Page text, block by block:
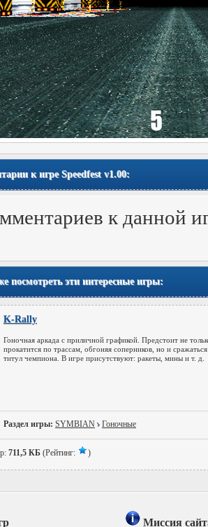
к игре Speedfest v1.00:
к данной
посмотреть эти интересные игры:
K-Rally
Гоночная аркада с приличной графикой. Предстоит не
прокатится по трассам, обгоняя соперников, но и сражаться
титул чемпиона. В игре присутствуют: ракеты, мины и т. д.
Раздел игры: SYMBIAN Гоночные
711,5 КБ (Рейтинг: )
Миссия